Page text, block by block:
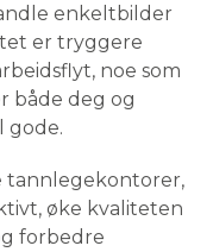
enkeltbilder
er tryggere
noe som
både deg og
gode.
tannlegekontorer,
øke kvaliteten
forbedre